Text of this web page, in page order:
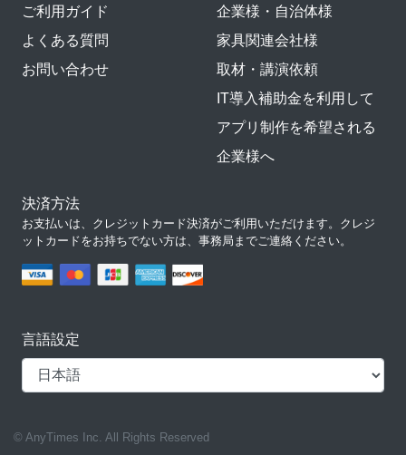
ご利用ガイド
よくある質問
お問い合わせ
企業様・自治体様
家具関連会社様
取材・講演依頼
IT導入補助金を利用して
アプリ制作を希望される
企業様へ
決済方法
お支払いは、クレジットカード決済がご利用いただけます。クレジ
ットカードをお持ちでない方は、事務局までご連絡ください。
言語設定
© AnyTimes Inc. All Rights Reserved